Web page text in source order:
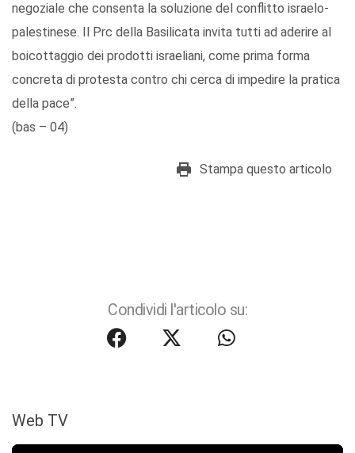
negoziale che consenta la soluzione del conflitto israelo-
palestinese. Il Prc della Basilicata invita tutti ad aderire al
boicottaggio dei prodotti israeliani, come prima forma
concreta di protesta contro chi cerca di impedire la pratica
della pace”.
(bas – 04)
Stampa questo articolo
Condividi l'articolo su:
Web TV